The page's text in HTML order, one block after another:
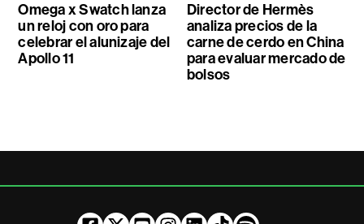
Omega x Swatch lanza
un reloj con oro para
celebrar el alunizaje del
Apollo 11
Director de Hermès
analiza precios de la
carne de cerdo en China
para evaluar mercado de
bolsos